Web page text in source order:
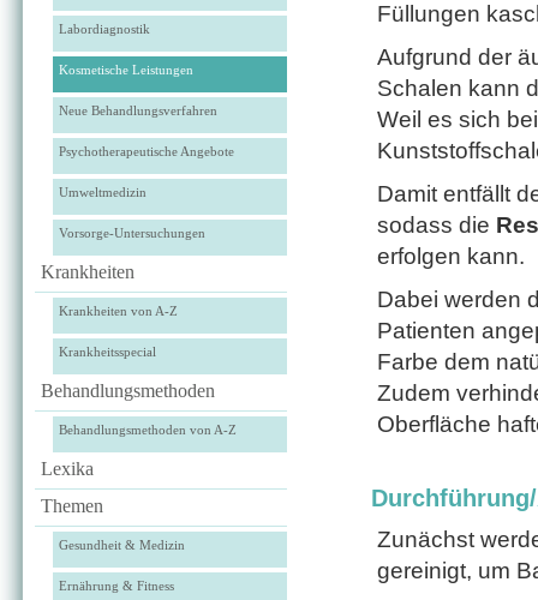
Labordiagnostik
Kosmetische Leistungen
Neue Behandlungsverfahren
Psychotherapeutische Angebote
Umweltmedizin
Vorsorge-Untersuchungen
Krankheiten
Krankheiten von A-Z
Krankheitsspecial
Behandlungsmethoden
Behandlungsmethoden von A-Z
Lexika
Themen
Gesundheit & Medizin
Ernährung & Fitness
Füllungen
Aufgrund der
Schalen kann
Weil es sich
Damit entfällt
sodass die
erfolgen kann.
Dabei werden
Patienten
Farbe dem
Zudem
Oberfläche
Zunächst
gereinigt, um